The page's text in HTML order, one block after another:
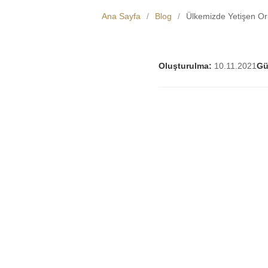
Ana Sayfa / Blog / Ülkemizde Yetişen
Oluşturulma: 10.11.2021